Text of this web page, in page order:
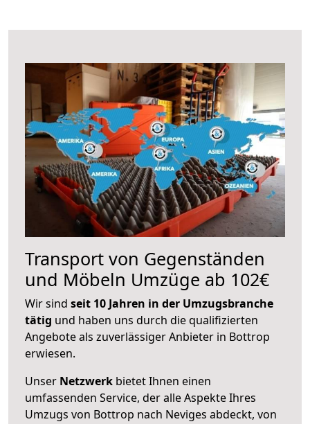
Transport von Gegenständen
und Möbeln Umzüge ab 102€
Wir sind seit 10 Jahren in der Umzugsbranche
tätig und haben uns durch die qualifizierten
Angebote als zuverlässiger Anbieter in Bottrop
erwiesen.
Unser Netzwerk bietet Ihnen einen
umfassenden Service, der alle Aspekte Ihres
Umzugs von Bottrop nach Neviges abdeckt, von